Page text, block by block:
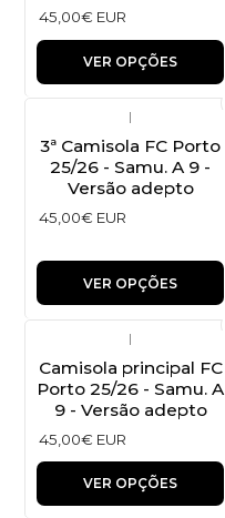
45,00€ EUR
VER OPÇÕES
3ª Camisola FC Porto
25/26 - Samu. A 9 -
Versão adepto
45,00€ EUR
VER OPÇÕES
|
Camisola principal FC
Porto 25/26 - Samu. A
9 - Versão adepto
45,00€ EUR
VER OPÇÕES